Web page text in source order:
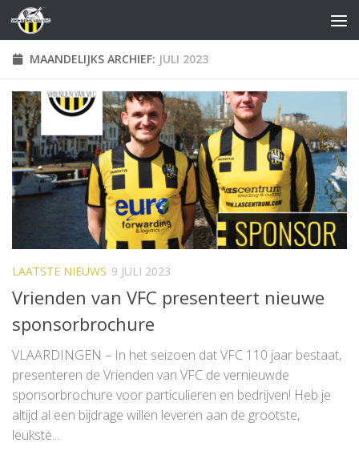
Doorgaan naar inhoud
MAANDELIJKS ARCHIEF: JULI 2023
LAATSTE NIEUWS 9 JULI 2023
Vrienden van VFC presenteert nieuwe
sponsorbrochure
VLAARDINGEN – In het seizoen dat VFC 110 jaar bestaat,
presenteren de Vrienden van VFC de vernieuwde
sponsorbrochure voor particulieren en bedrijven! Heb je
altijd al een bijdrage willen leveren aan de grootste,
leukste...